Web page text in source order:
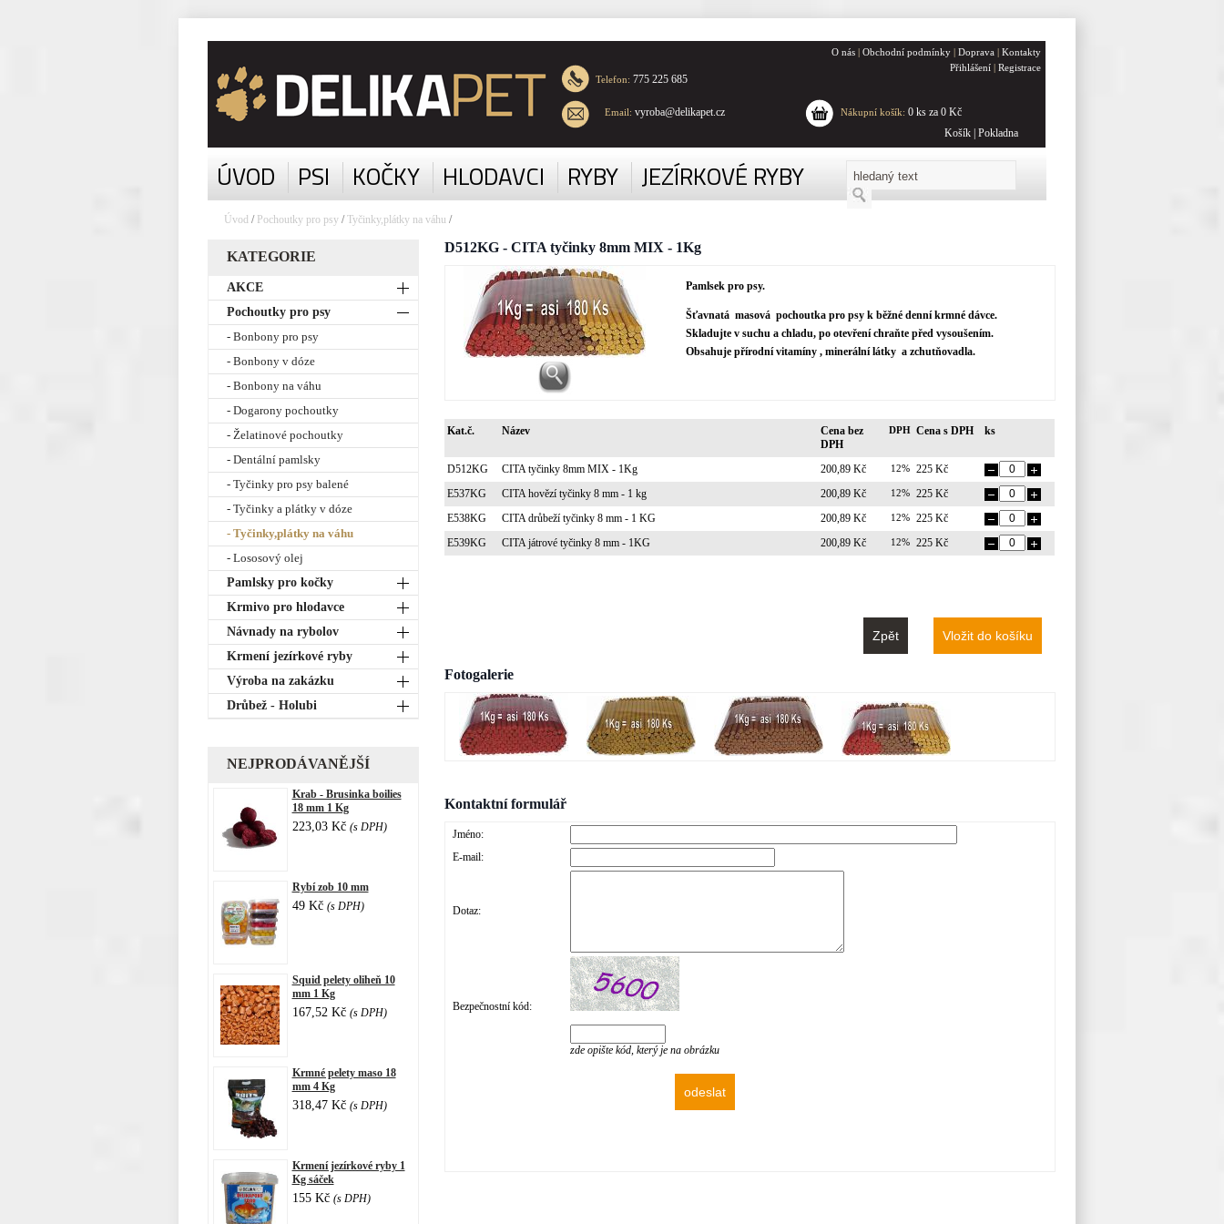
Telefon: 775 225 685
Email: vyroba@delikapet.cz
O nás | Obchodní podmínky | Doprava | Kontakty
Přihlášení | Registrace
Nákupní košík: 0 ks za 0 Kč
Košík
Pokladna
ÚVOD PSI KOČKY HLODAVCI RYBY JEZÍRKOVÉ RYBY
Úvod / Pochoutky pro psy /Tyčinky,plátky na váhu /
KATEGORIE
AKCE
Pochoutky pro psy
- Bonbony pro psy
- Bonbony v dóze
- Bonbony na váhu
- Dogarony pochoutky
- Želatinové pochoutky
- Dentální pamlsky
- Tyčinky pro psy balené
- Tyčinky a plátky v dóze
- Tyčinky,plátky na váhu
- Lososový olej
Pamlsky pro kočky
Krmivo pro hlodavce
Návnady na rybolov
Krmení jezírkové ryby
Výroba na zakázku
Drůbež - Holubi
NEJPRODÁVANĚJŠÍ
Krab - Brusinka boilies
18 mm 1 Kg
223,03 Kč (s DPH)
Rybí zob 10 mm
49 Kč (s DPH)
Squid pelety oliheň 10
mm 1 Kg
167,52 Kč (s DPH)
Krmné pelety maso 18
mm 4 Kg
318,47 Kč (s DPH)
Krmení jezírkové ryby 1
Kg sáček
155 Kč (s DPH)
D512KG - CITA tyčinky 8mm MIX - 1Kg
Pamlsek pro psy.
Šťavnatá masová pochoutka pro psy k běžné denní krmné dávce.
Skladujte v suchu a chladu, po otevření chraňte před vysoušením.
Obsahuje přírodní vitamíny , minerální látky a zchutňovadla.
Kat.č. Název
Cena bez
DPH
DPH Cena s DPH ks
D512KG CITA tyčinky 8mm MIX - 1Kg 200,89 Kč 12%
225 Kč
E537KG
CITA hovězí tyčinky 8 mm - 1 kg 200,89 Kč 12%
225 Kč
E538KG
CITA drůbeží tyčinky 8 mm - 1 KG 200,89 Kč 12%
225 Kč
E539KG
CITA játrové tyčinky 8 mm - 1KG 200,89 Kč 12% 225 Kč
Fotogalerie
Kontaktní formulář
Jméno:
E-mail:
Dotaz:
Bezpečnostní kód:
zde opište kód, který je na obrázku